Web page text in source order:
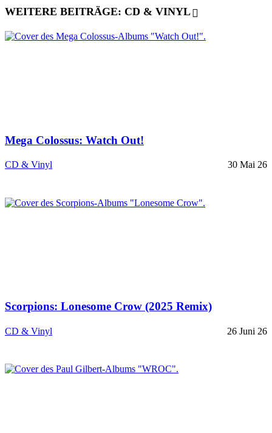
WEITERE BEITRÄGE: CD & VINYL
Mega Colossus: Watch Out!
CD & Vinyl 30 Mai 26
Scorpions: Lonesome Crow (2025 Remix)
CD & Vinyl 26 Juni 26